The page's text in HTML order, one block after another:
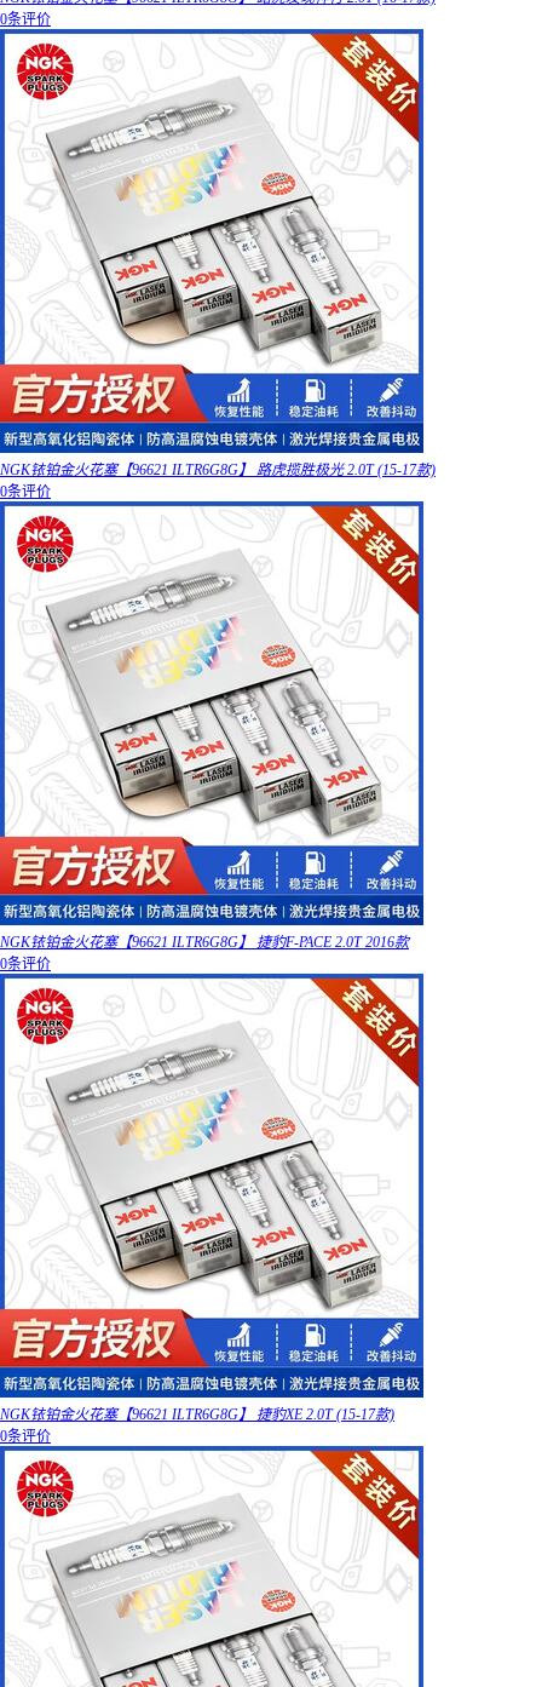
0条评价
NGK铱铂金火花塞【96621 ILTR6G8G】 路虎揽胜极光 2.0T (15-17款)
0条评价
NGK铱铂金火花塞【96621 ILTR6G8G】 捷豹F-PACE 2.0T 2016款
0条评价
NGK铱铂金火花塞【96621 ILTR6G8G】 捷豹XE 2.0T (15-17款)
0条评价